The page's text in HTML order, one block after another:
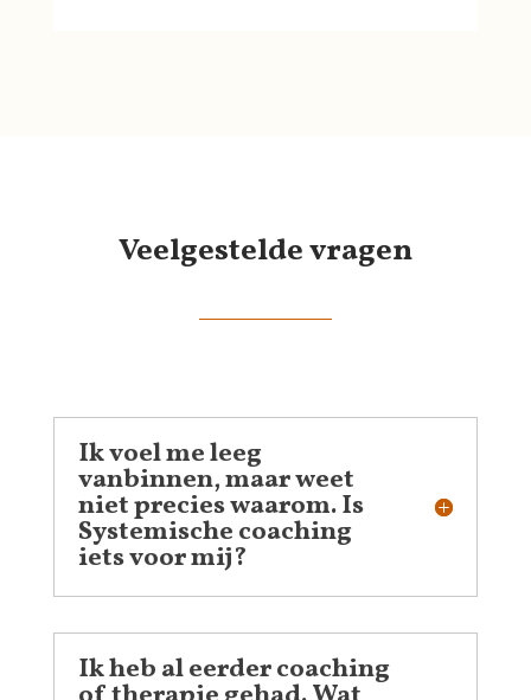
Veelgestelde vragen
Ik voel me leeg
vanbinnen, maar weet
niet precies waarom. Is
Systemische coaching
iets voor mij?
Ik heb al eerder coaching